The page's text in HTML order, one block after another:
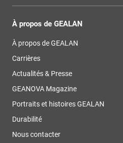
À propos de GEALAN
À propos de GEALAN
Carrières
Actualités & Presse
GEANOVA Magazine
Portraits et histoires GEALAN
Durabilité
Nous contacter